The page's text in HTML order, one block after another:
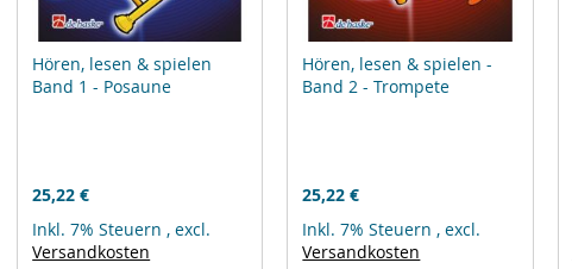
Hören, lesen & spielen
Band 1 - Posaune
25,22 €
Inkl. 7% Steuern ,excl.
Versandkosten
Hören, lesen & spielen -
Band 2 - Trompete
25,22 €
Inkl. 7% Steuern ,excl.
Versandkosten